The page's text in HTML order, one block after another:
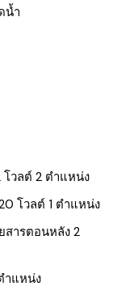
น้ำ
วลต์ 2 ตำแหน่ง
โวลต์ 1 ตำแหน่ง
ารตอนหลัง 2
ำแหน่ง